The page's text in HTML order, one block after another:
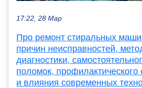
17:22, 28 Мар
Про ремонт стиральных
причин неисправностей,
диагностики,
поломок, профилактического
и влияния современных